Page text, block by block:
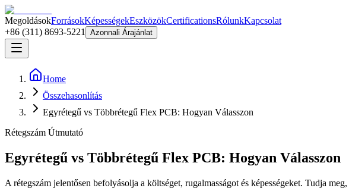
MegoldásokForrásokKépességekEszközökCertificationsRólunkKapcsolat
+86 (311) 8693-5221
Azonnali Árajánlat
Home
Összehasonlítás
Egyrétegű vs Többrétegű Flex PCB: Hogyan Válasszon
Rétegszám Útmutató
Egyrétegű vs Többrétegű Flex PCB: Hogyan Válasszon
A rétegszám jelentősen befolyásolja a költséget, rugalmasságot és képességeket. Tudja